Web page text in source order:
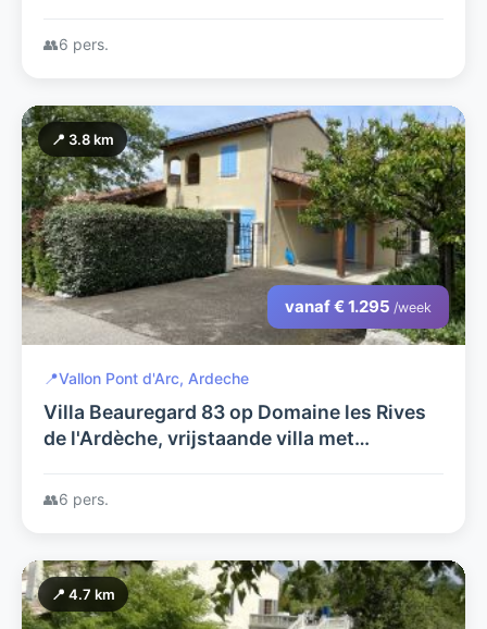
aan de rivier de Ardeche
👥6 pers.
📍 3.8 km
vanaf € 1.295 /week
📍Vallon Pont d'Arc, Ardeche
Villa Beauregard 83 op Domaine les Rives
de l'Ardèche, vrijstaande villa met
tuin, aan de rivier Ardèche
👥6 pers.
📍 4.7 km